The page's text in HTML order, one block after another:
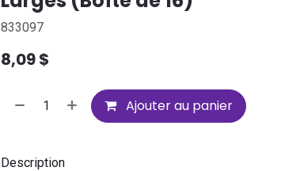
833097
8,09$
Ajouter au panier
Description